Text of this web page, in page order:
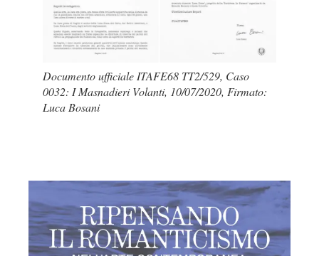
Documento ufficiale ITAFE68 TT2/529, Caso
0032: I Masnadieri Volanti, 10/07/2020, Firmato:
Luca Bosani